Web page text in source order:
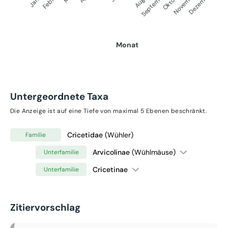
Monat
Untergeordnete Taxa
Die Anzeige ist auf eine Tiefe von maximal 5 Ebenen beschränkt.
Familie Cricetidae (Wühler)
Unterfamilie Arvicolinae (Wühlmäuse)
Unterfamilie Cricetinae
Zitiervorschlag